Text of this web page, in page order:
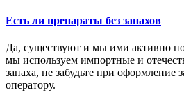
Есть ли препараты без запахов
Да, существуют и мы ими активно
мы используем импортные и
запаха, не забудьте при оформление
оператору.
Политика конфиденциальности|